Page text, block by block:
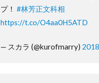
プ！ #林芳正文科相
https://t.co/O4aa0H5ATD
— スカラ (@kurofmarry)